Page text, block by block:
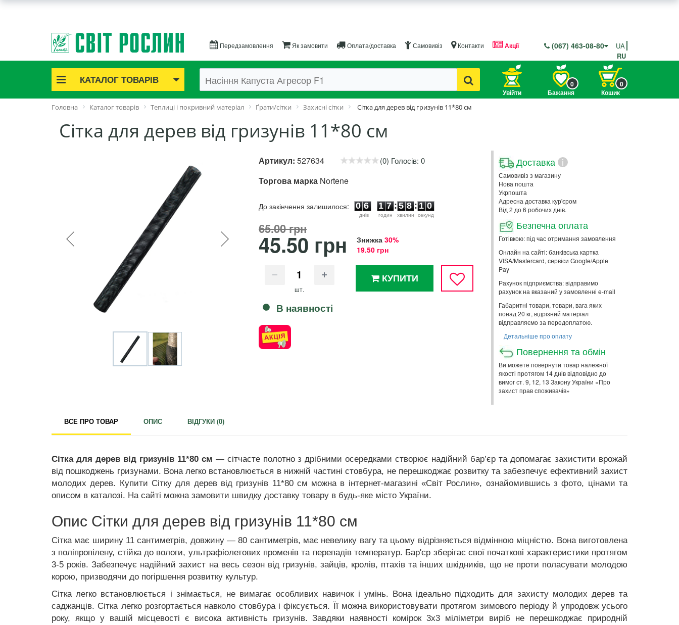
Передзамовлення Як замовити Оплата/доставка Самовивіз Контакти Акції (067) 463-08-80
UA
RU
КАТАЛОГ ТОВАРІВ
Акційні товари
Cаджанці троянд
Саджанці плодово-ягідні
Для ландшафтного дизайну
Інструменти та інвентар
Виноробство
Бджільництво
Теплиці і покривний матеріал
Увійти Бажання
0
Кошик
0
Головна Каталог товарів Теплиці і покривний матеріал Ґрати/сітки Захисні сітки Cітка для дерев від гризунів 11*80 см
Cітка для дерев від гризунів 11*80 см
Артикул: 527634 (0) Голосів: 0
Торгова марка Nortene
До закінчення залишилося:
0 6
днiв
1 7
годин
: 5 8
хвилин
: 0
1
9
0
секунд
65.00 грн
45.50 грн Знижка 30%
19.50 грн
шт.
КУПИТИ
В наявності
Доставка i
Самовивіз з магазину
Нова пошта
Укрпошта
Адресна доставка кур'єром
Від 2 до 6 робочих днів.
Безпечна оплата
Готівкою: під час отримання замовлення
Онлайн на сайті: банківська картка
VISA/Mastercard, сервіси Google/Apple
Pay
Рахунок підприємства: відправимо
рахунок на вказаний у замовленні e-mail
Габаритні товари, товари, вага яких
понад 20 кг, відрізний матеріал
відправляємо за передоплатою.
Детальніше про оплату
Повернення та обмін
Ви можете повернути товар належної
якості протягом 14 днів відповідно до
вимог ст. 9, 12, 13 Закону України «Про
захист прав споживачів»
ВСЕ ПРО ТОВАР ОПИС ВІДГУКИ (0)
Cітка для дерев від гризунів 11*80 см — сітчасте полотно з дрібними осередками створює надійний бар’єр та допомагає захистити врожай
від пошкоджень гризунами. Вона легко встановлюється в нижній частині стовбура, не перешкоджає розвитку та забезпечує ефективний захист
молодих дерев. Купити Сітку для дерев від гризунів 11*80 см можна в інтернет-магазині «Світ Рослин», ознайомившись з фото, цінами та
описом в каталозі. На сайті можна замовити швидку доставку товару в будь-яке місто України.
Опис Сітки для дерев від гризунів 11*80 см
Сітка має ширину 11 сантиметрів, довжину — 80 сантиметрів, має невелику вагу та цьому відрізняється відмінною міцністю. Вона виготовлена
з поліпропілену, стійка до вологи, ультрафіолетових променів та перепадів температур. Бар'єр зберігає свої початкові характеристики протягом
3-5 років. Забезпечує надійний захист на весь сезон від гризунів, зайців, кролів, птахів та інших шкідників, що не проти поласувати молодою
корою, призводячи до погіршення розвитку культур.
Сітка легко встановлюється і знімається, не вимагає особливих навичок і умінь. Вона ідеально підходить для захисту молодих дерев та
саджанців. Сітка легко розгортається навколо стовбура і фіксується. Її можна використовувати протягом зимового періоду й упродовж усього
року, якщо у вашій місцевості є висока активність гризунів. Завдяки наявності комірок 3х3 міліметри виріб не перешкоджає природній